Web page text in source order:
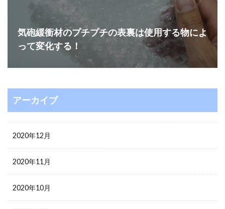
気砲緩衝材のプチプチの表裏は使用する物によ
って変化する！
アーカイブ
2020年12月
2020年11月
2020年10月